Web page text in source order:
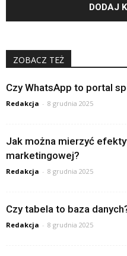
ZOBACZ TEŻ
Czy WhatsApp to portal
Redakcja - 8 grudnia 2025
Jak można mierzyć
marketingowej?
Redakcja - 8 grudnia 2025
Czy tabela to baza
Redakcja - 8 grudnia 2025